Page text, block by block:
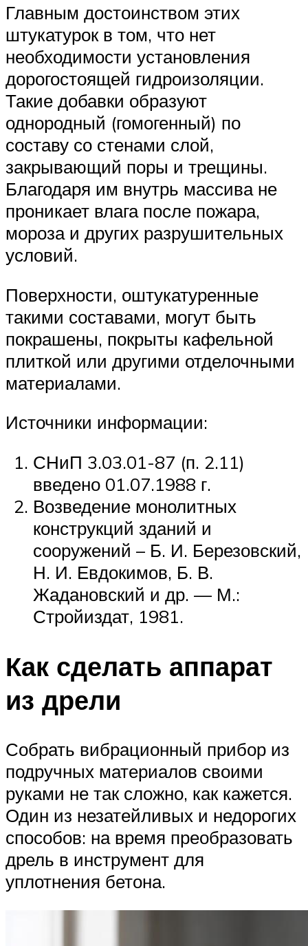
Главным достоинством этих
штукатурок в том, что нет
необходимости установления
дорогостоящей гидроизоляции.
Такие добавки образуют
однородный (гомогенный) по
составу со стенами слой,
закрывающий поры и трещины.
Благодаря им внутрь массива не
проникает влага после пожара,
мороза и других разрушительных
условий.
Поверхности, оштукатуренные
такими составами, могут быть
покрашены, покрыты кафельной
плиткой или другими отделочными
материалами.
Источники информации:
СНиП 3.03.01-87 (п. 2.11)
введено 01.07.1988 г.
Возведение монолитных
конструкций зданий и
сооружений – Б. И. Березовский,
Н. И. Евдокимов, Б. В.
Жадановский и др. — М.:
Стройиздат, 1981.
Как сделать аппарат
из дрели
Собрать вибрационный прибор из
подручных материалов своими
руками не так сложно, как кажется.
Один из незатейливых и недорогих
способов: на время преобразовать
дрель в инструмент для
уплотнения бетона.